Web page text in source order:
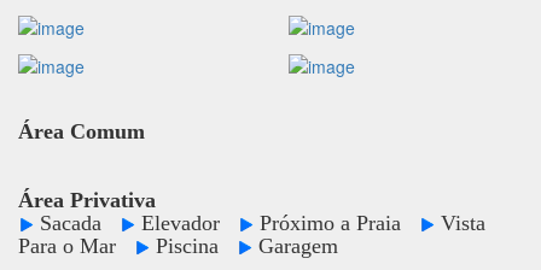
Área Comum
Área Privativa
Sacada
Elevador Próximo a Praia
Vista
Para o Mar
Piscina Garagem